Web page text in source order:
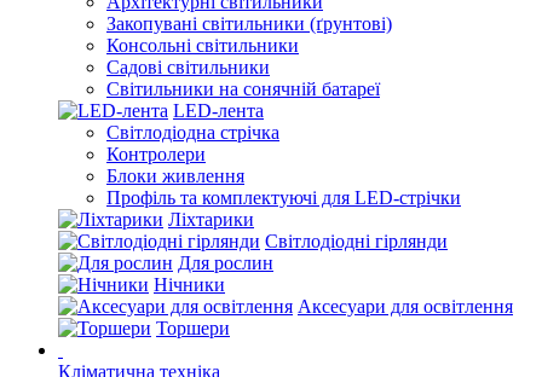
Закопувані світильники (ґрунтові)
Консольні світильники
Садові світильники
Світильники на сонячній батареї
LED-лента
Світлодіодна стрічка
Контролери
Блоки живлення
Профіль та комплектуючі для LED-стрічки
Ліхтарики
Світлодіодні гірлянди
Для рослин
Нічники
Аксесуари для освітлення
Торшери
Кліматична техніка